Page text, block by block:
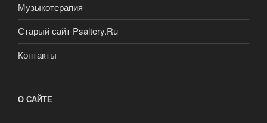
Музыкотерапия
Старый сайт Psaltery.Ru
Контакты
О САЙТЕ